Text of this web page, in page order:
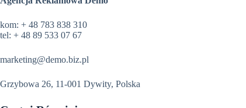
kom: + 48 783 838 310
tel: + 48 89 533 07 67
marketing@demo.biz.pl
Grzybowa 26, 11-001 Dywity, Polska